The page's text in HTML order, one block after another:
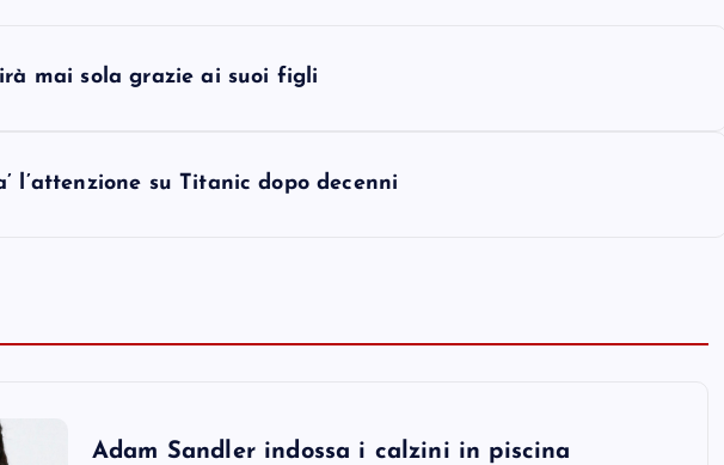
mai sola grazie ai suoi figli
l’attenzione su Titanic dopo decenni
Adam Sandler indossa i calzini in piscina